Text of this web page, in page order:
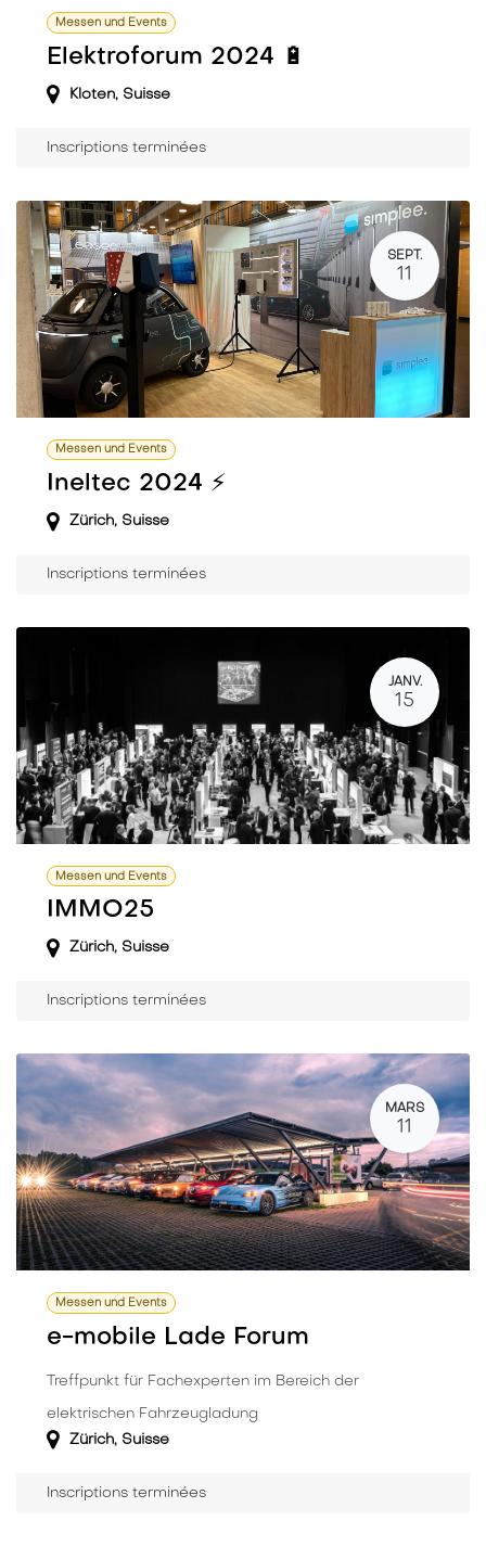
Messen und Events
Elektroforum 2024 🔋
Kloten, Suisse
Inscriptions terminées
SEPT.
11
Messen und Events
Ineltec 2024 ⚡️
Zürich, Suisse
Inscriptions terminées
JANV.
15
Messen und Events
IMMO25
Zürich, Suisse
Inscriptions terminées
MARS
11
Messen und Events
e-mobile Lade Forum
Treffpunkt für Fachexperten im Bereich der
elektrischen Fahrzeugladung
Zürich, Suisse
Inscriptions terminées